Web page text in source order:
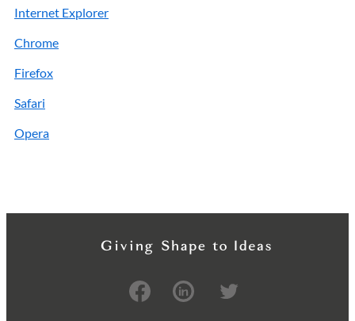
Internet Explorer
Chrome
Firefox
Safari
Opera